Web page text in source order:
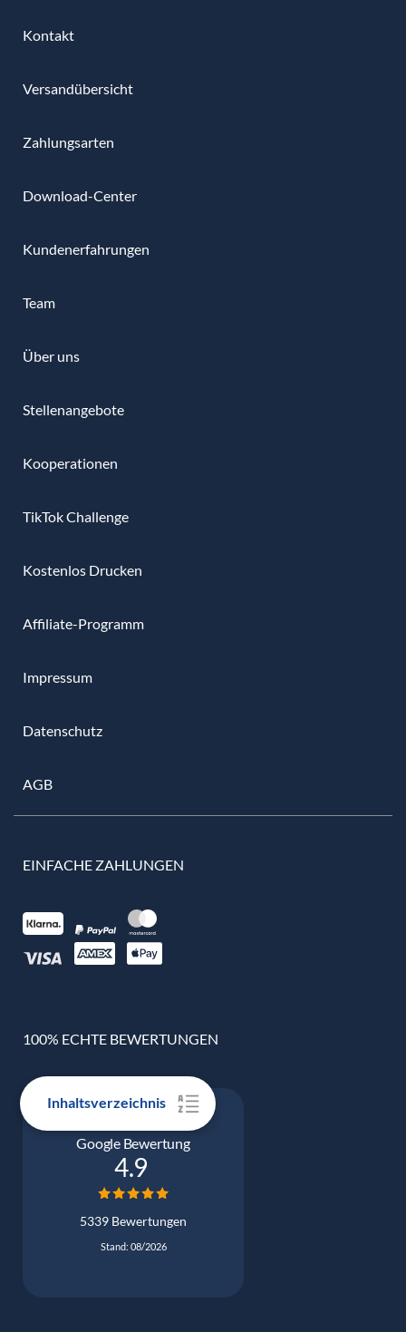
Inhaltsverzeichnis
Kontakt
Versandübersicht
Zahlungsarten
Download-Center
Kundenerfahrungen
Team
Über uns
Stellenangebote
Kooperationen
TikTok Challenge
Kostenlos Drucken
Affiliate-Programm
Impressum
Datenschutz
AGB
EINFACHE ZAHLUNGEN
100% ECHTE BEWERTUNGEN
Google Bewertung
4.9
5339 Bewertungen
Stand: 08/2026